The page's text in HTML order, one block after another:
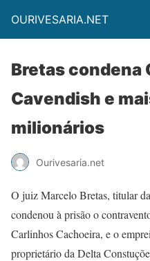
OURIVESARIA.NET
Bretas condena
Cavendish e
milionários
Ourivesaria.net
O juiz Marcelo Bretas, titular
condenou à prisão o
Carlinhos Cachoeira, e o
proprietário da Delta